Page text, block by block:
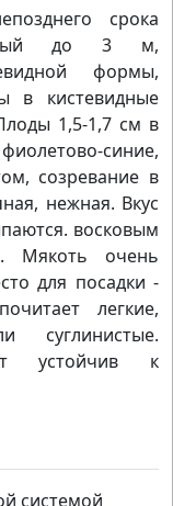
срока
до 3 м,
формы,
в кистевидные
1,5-1,7 см в
синие,
созревание в
нежная. Вкус
восковым
Мякоть очень
для посадки -
легкие,
суглинистые.
устойчив к
системой